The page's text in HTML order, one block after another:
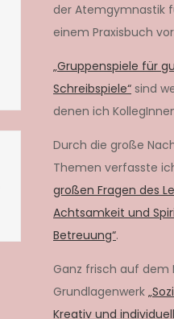
der Atemgymnastik
einem Praxisbuch
„Gruppenspiele für
Schreibspiele“ sind
denen ich
Durch die große
Themen verfasste
großen Fragen des
Achtsamkeit und
Betreuung“.
Ganz frisch auf dem
Grundlagenwerk
Kreativ und